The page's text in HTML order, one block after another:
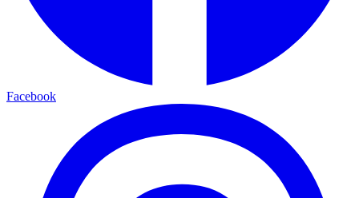
Facebook